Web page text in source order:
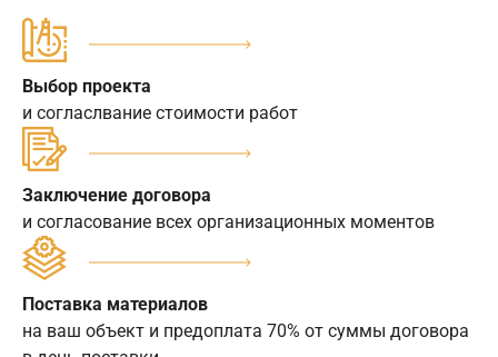
Выбор проекта
и согласлвание стоимости работ
Заключение договора
и согласование всех организационных моментов
Поставка материалов
на ваш объект и предоплата 70% от суммы договора